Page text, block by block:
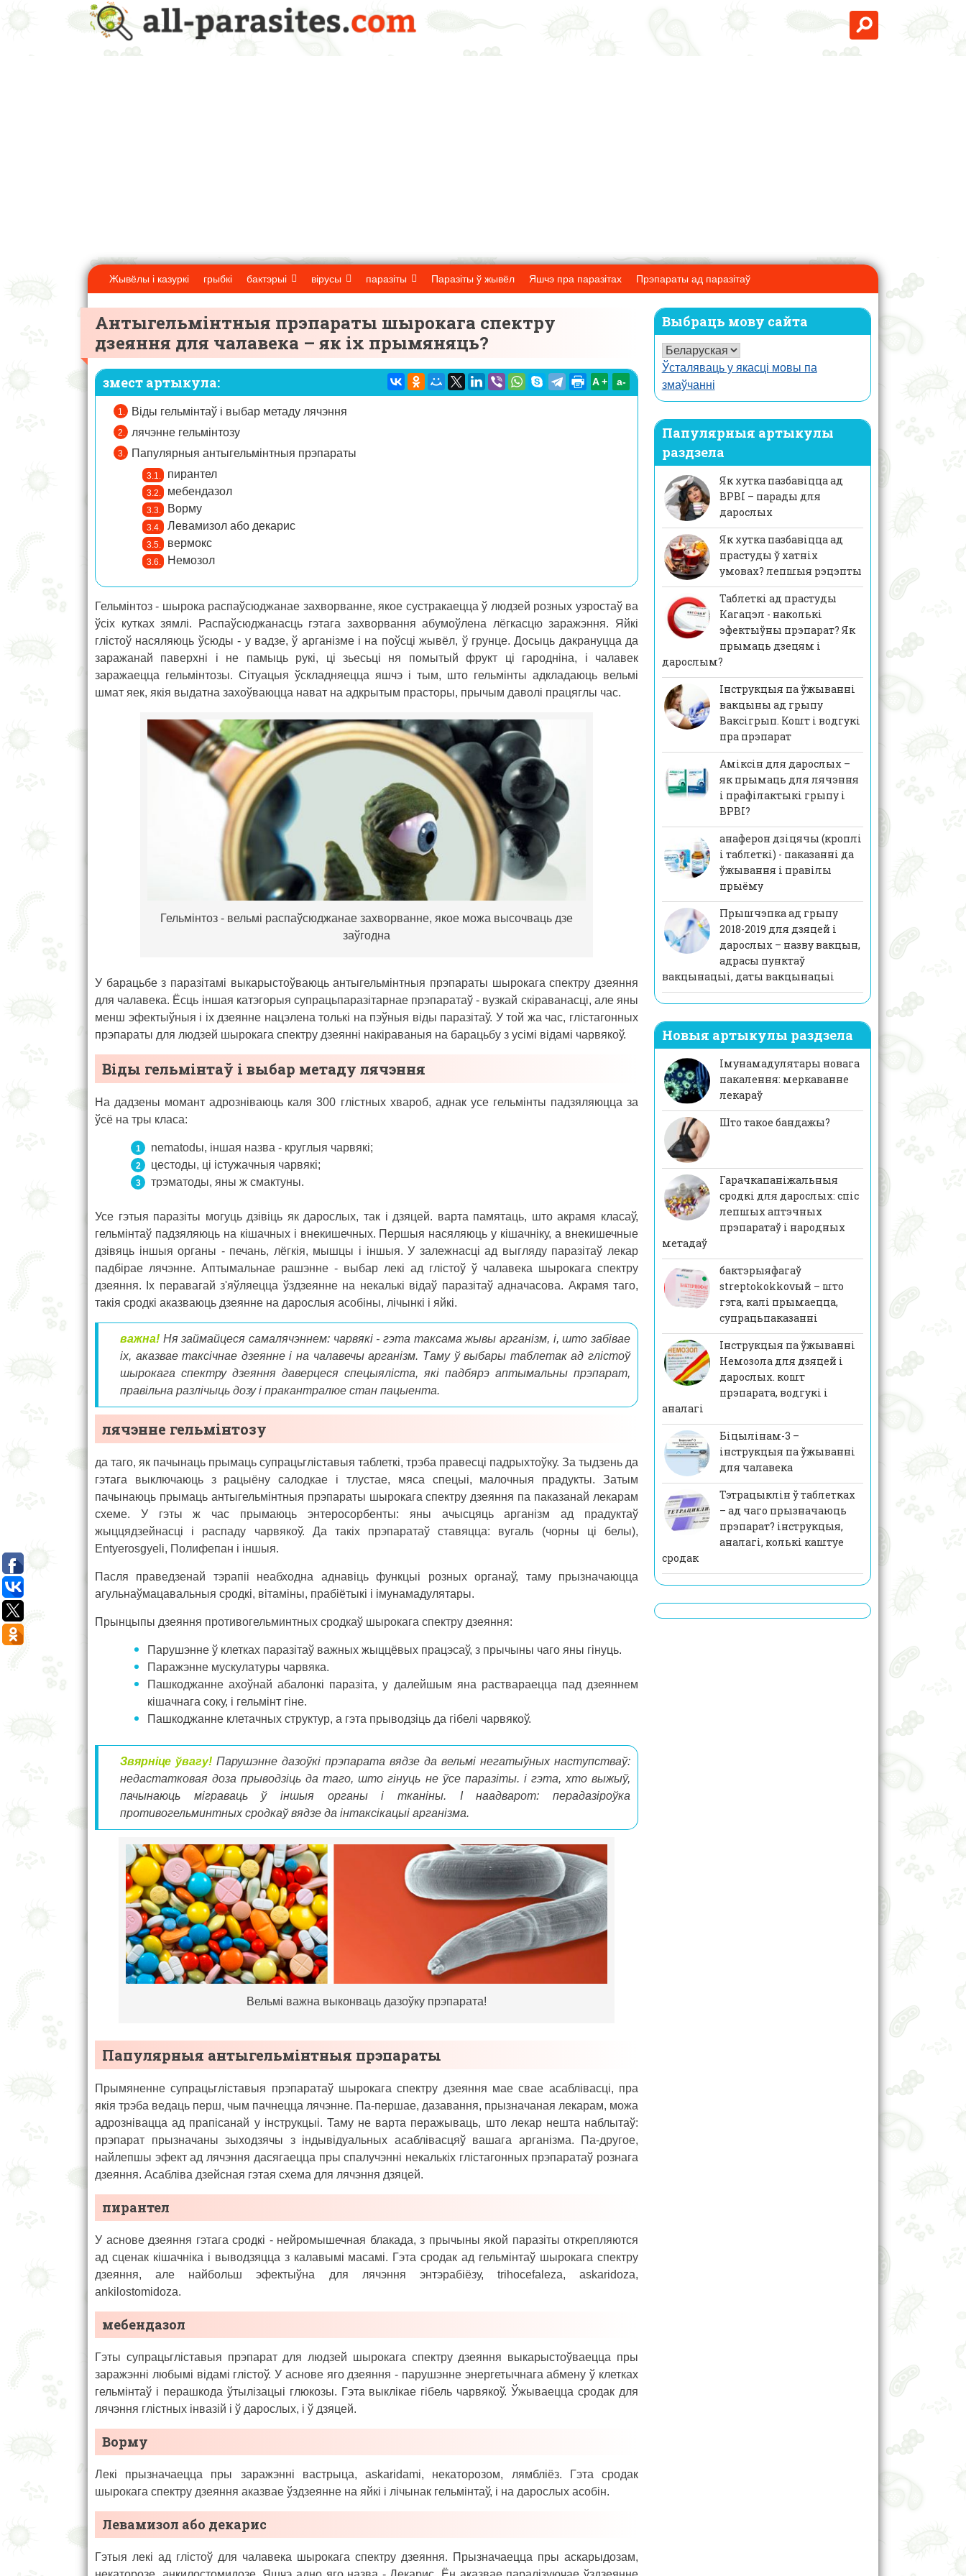
Жывёлы і казуркі грыбкі бактэрыі вірусы паразіты Паразіты ў жывёл Яшчэ пра паразітах Прэпараты ад паразітаў
Антыгельмінтныя прэпараты шырокага спектру
дзеяння для чалавека – як іх прымяняць?
змест артыкула:
Віды гельмінтаў і выбар метаду лячэння
лячэнне гельмінтозу
Папулярныя антыгельмінтныя прэпараты
пирантел
мебендазол
Ворму
Левамизол або декарис
вермокс
Немозол
A + а-
Гельмінтоз - шырока распаўсюджанае захворванне, якое сустракаецца ў людзей розных узростаў ва
ўсіх кутках зямлі. Распаўсюджанасць гэтага захворвання абумоўлена лёгкасцю заражэння. Яйкі
глістоў насяляюць ўсюды - у вадзе, ў арганізме і на поўсці жывёл, ў грунце. Досыць дакрануцца да
заражанай паверхні і не памыць рукі, ці зьесьці ня помытый фрукт ці гародніна, і чалавек
заражаецца гельмінтозы. Сітуацыя ўскладняецца яшчэ і тым, што гельмінты адкладаюць вельмі
шмат яек, якія выдатна захоўваюцца нават на адкрытым прасторы, прычым даволі працяглы час.
Гельмінтоз - вельмі распаўсюджанае захворванне, якое можа высочваць дзе
заўгодна
У барацьбе з паразітамі выкарыстоўваюць антыгельмінтныя прэпараты шырокага спектру дзеяння
для чалавека. Ёсць іншая катэгорыя супрацьпаразітарнае прэпаратаў - вузкай скіраванасці, але яны
менш эфектыўныя і іх дзеянне нацэлена толькі на пэўныя віды паразітаў. У той жа час, глістагонных
прэпараты для людзей шырокага спектру дзеянні накіраваныя на барацьбу з усімі відамі чарвякоў.
Віды гельмінтаў і выбар метаду лячэння
На дадзены момант адрозніваюць каля 300 глістных хвароб, аднак усе гельмінты падзяляюцца за
ўсё на тры класа:
nematodы, іншая назва - круглыя ​​чарвякі;
цестоды, ці істужачныя чарвякі;
трэматоды, яны ж смактуны.
Усе гэтыя паразіты могуць дзівіць як дарослых, так і дзяцей. варта памятаць, што акрамя класаў,
гельмінтаў падзяляюць на кішачных і внекишечных. Першыя насяляюць у кішачніку, а внекишечные
дзівяць іншыя органы - печань, лёгкія, мышцы і іншыя. У залежнасці ад выгляду паразітаў лекар
падбірае лячэнне. Аптымальнае рашэнне - выбар лекі ад глістоў ў чалавека шырокага спектру
дзеяння. Іх перавагай з'яўляецца ўздзеянне на некалькі відаў паразітаў адначасова. Акрамя таго,
такія сродкі аказваюць дзеянне на дарослыя асобіны, лічынкі і яйкі.
важна! Ня займайцеся самалячэннем: чарвякі - гэта таксама жывы арганізм, і, што забівае
іх, аказвае таксічнае дзеянне і на чалавечы арганізм. Таму ў выбары таблетак ад глістоў
шырокага спектру дзеяння даверцеся спецыяліста, які падбярэ аптымальны прэпарат,
правільна разлічыць дозу і пракантралюе стан пацыента.
лячэнне гельмінтозу
да таго, як пачынаць прымаць супрацьгліставыя таблеткі, трэба правесці падрыхтоўку. За тыдзень да
гэтага выключаюць з рацыёну салодкае і тлустае, мяса спецыі, малочныя прадукты. Затым
пачынаюць прымаць антыгельмінтныя прэпараты шырокага спектру дзеяння па паказанай лекарам
схеме. У гэты ж час прымаюць энтеросорбенты: яны ачысцяць арганізм ад прадуктаў
жыццядзейнасці і распаду чарвякоў. Да такіх прэпаратаў ставяцца: вугаль (чорны ці белы),
Entyerosgyeli, Полифепан і іншыя.
Пасля праведзенай тэрапіі неабходна аднавіць функцыі розных органаў, таму прызначаюцца
агульнаўмацавальныя сродкі, вітаміны, прабіётыкі і імунамадулятары.
Прынцыпы дзеяння противогельминтных сродкаў шырокага спектру дзеяння:
Парушэнне ў клетках паразітаў важных жыццёвых працэсаў, з прычыны чаго яны гінуць.
Паражэнне мускулатуры чарвяка.
Пашкоджанне ахоўнай абалонкі паразіта, у далейшым яна раствараецца пад дзеяннем
кішачнага соку, і гельмінт гіне.
Пашкоджанне клетачных структур, а гэта прыводзіць да гібелі чарвякоў.
Звярніце ўвагу! Парушэнне дазоўкі прэпарата вядзе да вельмі негатыўных наступстваў:
недастатковая доза прыводзіць да таго, што гінуць не ўсе паразіты. і гэта, хто выжыў,
пачынаюць міграваць ў іншыя органы і тканіны. І наадварот: перадазіроўка
противогельминтных сродкаў вядзе да інтаксікацыі арганізма.
Вельмі важна выконваць дазоўку прэпарата!
Папулярныя антыгельмінтныя прэпараты
Прымяненне супрацьгліставыя прэпаратаў шырокага спектру дзеяння мае свае асаблівасці, пра
якія трэба ведаць перш, чым пачнецца лячэнне. Па-першае, дазавання, прызначаная лекарам, можа
адрознівацца ад прапісанай у інструкцыі. Таму не варта перажываць, што лекар нешта наблытаў:
прэпарат прызначаны зыходзячы з індывідуальных асаблівасцяў вашага арганізма. Па-другое,
найлепшы эфект ад лячэння дасягаецца пры спалучэнні некалькіх глістагонных прэпаратаў рознага
дзеяння. Асабліва дзейсная гэтая схема для лячэння дзяцей.
пирантел
У аснове дзеяння гэтага сродкі - нейромышечная блакада, з прычыны якой паразіты открепляются
ад сценак кішачніка і выводзяцца з калавымі масамі. Гэта сродак ад гельмінтаў шырокага спектру
дзеяння, але найбольш эфектыўна для лячэння энтэрабіёзу, trihocefaleza, askaridoza,
ankilostomidoza.
мебендазол
Гэты супрацьгліставыя прэпарат для людзей шырокага спектру дзеяння выкарыстоўваецца пры
заражэнні любымі відамі глістоў. У аснове яго дзеяння - парушэнне энергетычнага абмену ў клетках
гельмінтаў і перашкода ўтылізацыі глюкозы. Гэта выклікае гібель чарвякоў. Ўжываецца сродак для
лячэння глістных інвазій і ў дарослых, і ў дзяцей.
Ворму
Лекі прызначаецца пры заражэнні вастрыца, askaridami, некаторозом, лямбліёз. Гэта сродак
шырокага спектру дзеяння аказвае ўздзеянне на яйкі і лічынак гельмінтаў, і на дарослых асобін.
Левамизол або декарис
Гэтыя лекі ад глістоў для чалавека шырокага спектру дзеяння. Прызначаецца пры аскарыдозам,
Выбраць мову сайта
Ўсталяваць у якасці мовы па
змаўчанні
Папулярныя артыкулы
раздзела
Як хутка пазбавіцца ад
ВРВІ – парады для
дарослых
Як хутка пазбавіцца ад
прастуды ў хатніх
умовах? лепшыя рэцэпты
Таблеткі ад прастуды
Кагацэл - наколькі
эфектыўны прэпарат? Як
прымаць дзецям і
дарослым?
Інструкцыя па ўжыванні
вакцыны ад грыпу
Ваксігрып. Кошт і водгукі
пра прэпарат
Аміксін для дарослых –
як прымаць для лячэння
і прафілактыкі грыпу і
ВРВІ?
анаферон дзіцячы (кроплі
і таблеткі) - паказанні да
ўжывання і правілы
прыёму
Прышчэпка ад грыпу
2018-2019 для дзяцей і
дарослых – назву вакцын,
адрасы пунктаў
вакцынацыі, даты вакцынацыі
Новыя артыкулы раздзела
Імунамадулятары новага
пакалення: меркаванне
лекараў
Што такое бандажы?
Гарачкапаніжальныя
сродкі для дарослых: спіс
лепшых аптэчных
прэпаратаў і народных
метадаў
бактэрыяфагаў
streptokokkovый – што
гэта, калі прымаецца,
супрацьпаказанні
Інструкцыя па ўжыванні
Немозола для дзяцей і
дарослых. кошт
прэпарата, водгукі і
аналагі
Біцылінам-3 –
інструкцыя па ўжыванні
для чалавека
Тэтрацыклін ў таблетках
– ад чаго прызначаюць
прэпарат? інструкцыя,
аналагі, колькі каштуе
сродак